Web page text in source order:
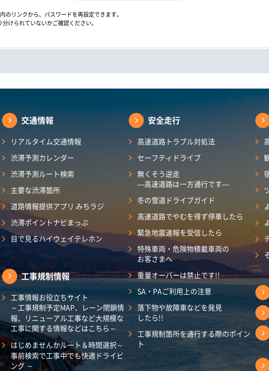
リンクから、パスワードを再設定できます。
けられていないかご確認ください。
交通情報
リアルタイム交通情報
渋滞予測カレンダー​
渋滞予測ルート検索
主要な渋滞箇所
道路情報提供アプリ みちラジ
渋滞ポイントナビまっぷ
目で見るハイウェイテレホン
工事規制情報
工事情報お役立ちサイト
～工事規制予定MAP、レーン閉鎖情
報、リニューアル工事など大規模な
工事に関する情報などはこちら～
はじめませんかルート＆時間選択～
事前検索で工事中でも快適ドライビ
ング ～
安全走行
高速道路トラブル対処法
セーフティドライブ
無くそう逆走
―高速道路は一方通行です―
冬の雪道ドライブガイド
高速道路でやむを得ず停車したら
緊急地震速報を受信したら
特殊車両・危険物積載車両の
お客さまへ
重量オーバーは禁止です!!
SA・PAご利用上の注意
落下物や故障車などを発見
したら!!
工事規制箇所を通行する際のポイン
ト